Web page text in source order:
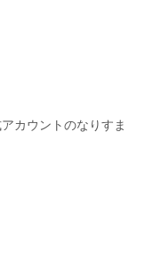
カウントのなりすま